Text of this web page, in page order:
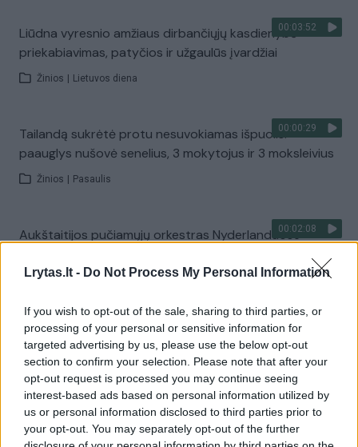
Lrytas.lt - Do Not Process My Personal Information
If you wish to opt-out of the sale, sharing to third parties, or
processing of your personal or sensitive information for
targeted advertising by us, please use the below opt-out
section to confirm your selection. Please note that after your
opt-out request is processed you may continue seeing
interest-based ads based on personal information utilized by
us or personal information disclosed to third parties prior to
your opt-out. You may separately opt-out of the further
00:03:52
Liūdna vyresnio amžiaus dirbančiųjų kasdienybė –
priekabiavimas, patyčios ir užgaulūs įvardžiai
Žinios Lietuvos diena
00:00:29
Tailandą sukrėtė protu nesuvokiamas išpuolis:
paauglys nušovė senelius, 3 mokytojus ir 3 moksleivius
Žinios Pasaulis
00:02:08
Aukštaitijos pučiamųjų orkestras Nyderlanduose
Žinios | Lietuvos diena
Visi įrašai
Žiūrimiausi įrašai